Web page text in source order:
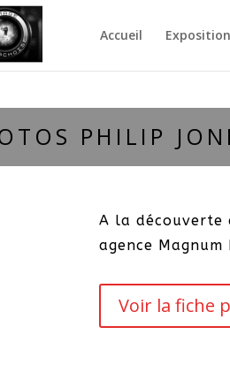
Accueil
PHILIP
A la découverte
agence Magnum
Voir la fiche